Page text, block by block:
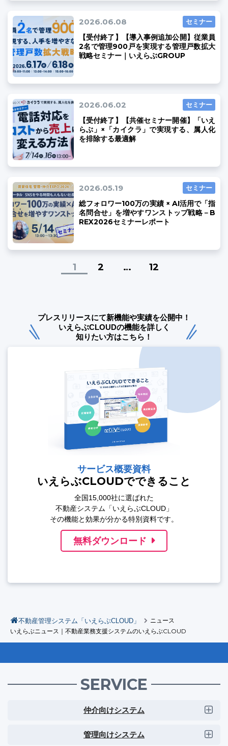
2026.06.08 セミナー
【受付終了】【導入事例追加公開】従業員
2名で管理900戸を実現する管理戸数拡大
戦略セミナー｜いえらぶGROUP
2026.06.02 セミナー
【受付終了】【共催セミナー開催】「いえ
らぶ」×「カイクラ」で実現する、属人化
を排除する最適解
2026.05.19 セミナー
総フォロワー100万の実績 × AI活用で「指
名問合せ」を増やすワンストップ戦略－B
REX2026セミナーレポート
1 2 … 12
プレスリリースにて新機能や実績を公開中！
いえらぶCLOUDの機能を詳しく
知りたい方はこちら！
サービス概要資料
いえらぶCLOUDでできること
全国15,000社に選ばれた
不動産システム「いえらぶCLOUD」
その機能と効果が分かる特別資料です。
無料ダウンロード
不動産管理システム「いえらぶCLOUD」 ニュース
いえらぶニュース｜不動産業務支援システムのいえらぶCLOUD
SERVICE
仲介向けシステム
管理向けシステム